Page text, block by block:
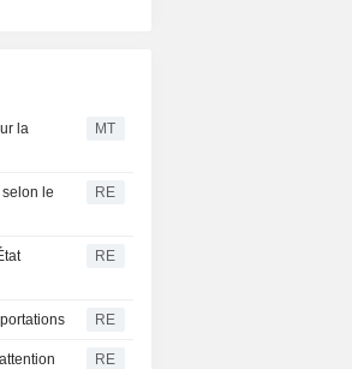
la
MT
le
RE
RE
RE
RE